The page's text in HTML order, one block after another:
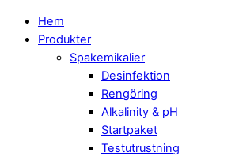
Hem
Produkter
Spakemikalier
Desinfektion
Rengöring
Alkalinity & pH
Startpaket
Testutrustning